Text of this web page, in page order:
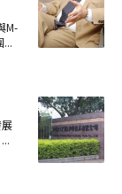
M-
...
...